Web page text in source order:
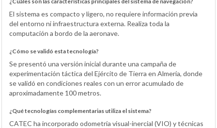
El sistema es compacto y ligero, no requiere información previa
del entorno ni infraestructura externa. Realiza toda la
computación a bordo de la aeronave.
¿Cómo se validó esta tecnología?
Se presentó una versión inicial durante una campaña de
experimentación táctica del Ejército de Tierra en Almería, donde
se validó en condiciones reales con un error acumulado de
aproximadamente 100 metros.
¿Qué tecnologías complementarias utiliza el sistema?
CATEC ha incorporado odometría visual-inercial (VIO) y técnicas